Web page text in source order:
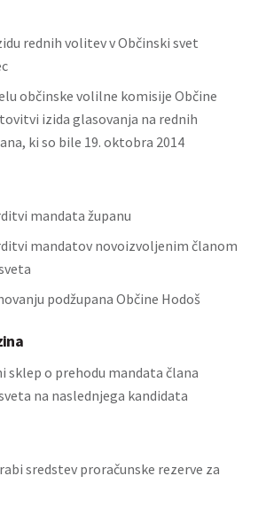
rednih volitev v Občinski svet
občinske volilne komisije Občine
izida glasovanja na rednih
ki so bile 19. oktobra 2014
mandata županu
mandatov novoizvoljenim članom
podžupana Občine Hodoš
sklep o prehodu mandata člana
na naslednjega kandidata
sredstev proračunske rezerve za